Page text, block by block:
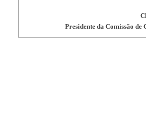
Presidente da Comissão